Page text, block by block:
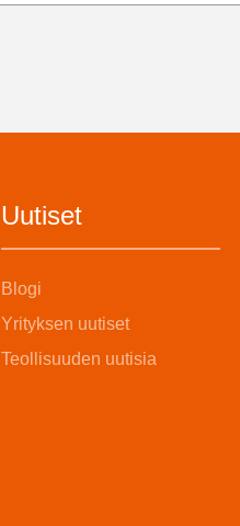
Uutiset
Blogi
Yrityksen uutiset
Teollisuuden uutisia